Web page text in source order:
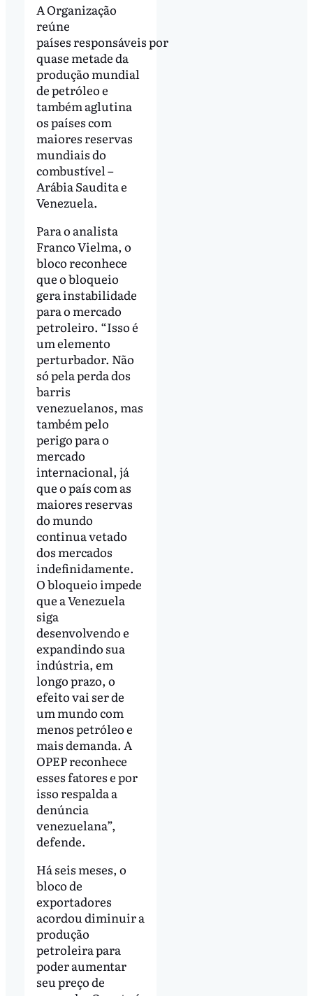
A Organização
reúne
países responsáveis por
quase metade da
produção mundial
de petróleo e
também aglutina
os países com
maiores reservas
mundiais do
combustível –
Arábia Saudita e
Venezuela.
Para o analista
Franco Vielma, o
bloco reconhece
que o bloqueio
gera instabilidade
para o mercado
petroleiro. “Isso é
um elemento
perturbador. Não
só pela perda dos
barris
venezuelanos, mas
também pelo
perigo para o
mercado
internacional, já
que o país com as
maiores reservas
do mundo
continua vetado
dos mercados
indefinidamente.
O bloqueio impede
que a Venezuela
siga
desenvolvendo e
expandindo sua
indústria, em
longo prazo, o
efeito vai ser de
um mundo com
menos petróleo e
mais demanda. A
OPEP reconhece
esses fatores e por
isso respalda a
denúncia
venezuelana”,
defende.
Há seis meses, o
bloco de
exportadores
acordou diminuir a
produção
petroleira para
poder aumentar
seu preço de